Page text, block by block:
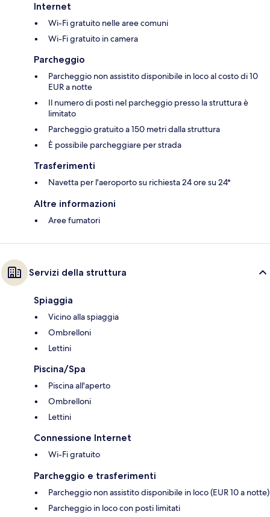
Internet
Wi-Fi gratuito nelle aree comuni
Wi-Fi gratuito in camera
Parcheggio
Parcheggio non assistito disponibile in loco al costo di 10
EUR a notte
Il numero di posti nel parcheggio presso la struttura è
limitato
Parcheggio gratuito a 150 metri dalla struttura
È possibile parcheggiare per strada
Trasferimenti
Navetta per l'aeroporto su richiesta 24 ore su 24*
Altre informazioni
Aree fumatori
Servizi della struttura
Spiaggia
Vicino alla spiaggia
Ombrelloni
Lettini
Piscina/Spa
Piscina all'aperto
Ombrelloni
Lettini
Connessione Internet
Wi-Fi gratuito
Parcheggio e trasferimenti
Parcheggio non assistito disponibile in loco (EUR 10 a notte)
Parcheggio in loco con posti limitati